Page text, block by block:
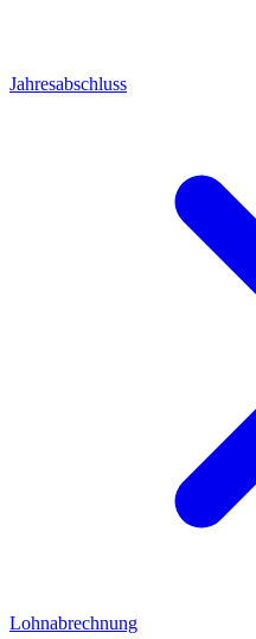
Jahresabschluss
Lohnabrechnung